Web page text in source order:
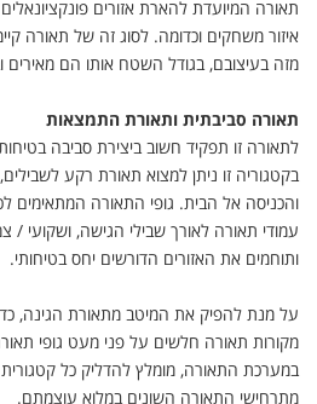
תאורה המיועדת להארת אזורים פונקציונאלים
איזור משחקים וכדומה. לסוג זה של תאורה
מזה בעיצובם, בגודל השטח אותו הם מאירים
תאורה סביבתית ותאורת התמצאות
לתאורה זו תפקיד חשוב ביצירת סביבה
בקטגוריה זו ניתן למצוא תאורת רקע
והכניסה אל הבית. גופי התאורה המתאימים
עמודי תאורה לאורך שבילי הגישה, ושקועי /
ותוחמים את האזורים הדורשים יחס בטיחותי.
על מנת להפיק את המיטב מתאורת הגינה,
מקורות תאורה חלשים על פני מעט גופי
במערכת התאורה, מומלץ להדליק כל
מתרחישי התאורה השונים במלוא עוצמתם.